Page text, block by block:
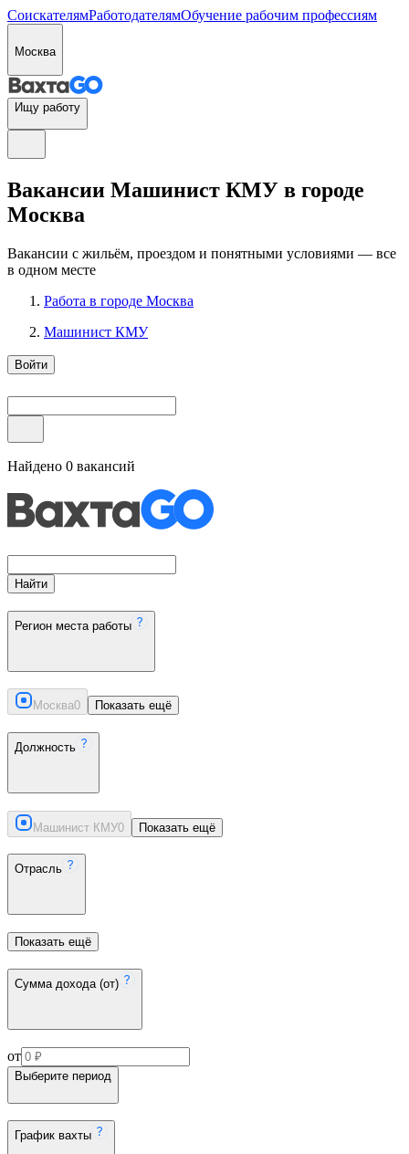
СоискателямРаботодателямОбучение рабочим профессиям
Москва
Ищу работу
Вакансии Машинист КМУ в городе
Москва
Вакансии с жильём, проездом и понятными условиями — все
в одном месте
Работа в городе Москва
Машинист КМУ
Войти
Найдено 0 вакансий
Найти
Регион места работы
Москва0 Показать ещё
Должность
Машинист КМУ0 Показать ещё
Отрасль
Показать ещё
Сумма дохода (от)
от
Выберите период
График вахты